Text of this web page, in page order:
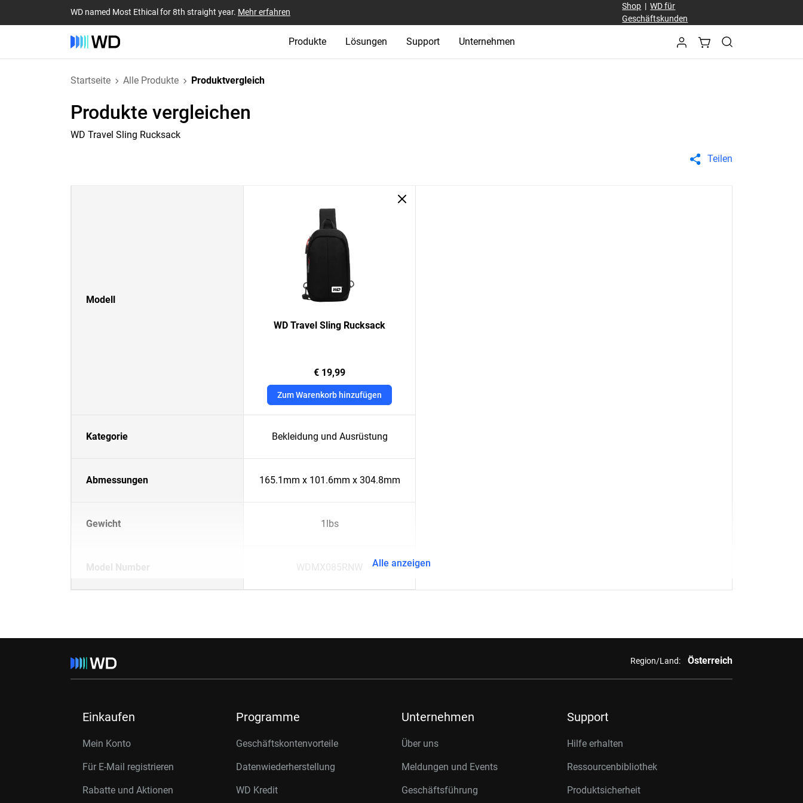
WD named Most Ethical for 8th straight year. Mehr erfahren
Shop |WD für
Geschäftskunden
Produkte Lösungen Support Unternehmen
Startseite Alle Produkte Produktvergleich
Produkte vergleichen
WD Travel Sling Rucksack
Teilen
Modell
WD Travel Sling Rucksack
€ 19,99
Zum Warenkorb hinzufügen
Kategorie Bekleidung und Ausrüstung
Abmessungen 165.1mm x 101.6mm x 304.8mm
Gewicht 1lbs
Model Number WDMX085RNW Alle anzeigen
Region/Land: Österreich
Einkaufen
Mein Konto
Für E-Mail registrieren
Rabatte und Aktionen
Programme
Geschäftskontenvorteile
Datenwiederherstellung
WD Kredit
Unternehmen
Über uns
Meldungen und Events
Geschäftsführung
Support
Hilfe erhalten
Ressourcenbibliothek
Produktsicherheit